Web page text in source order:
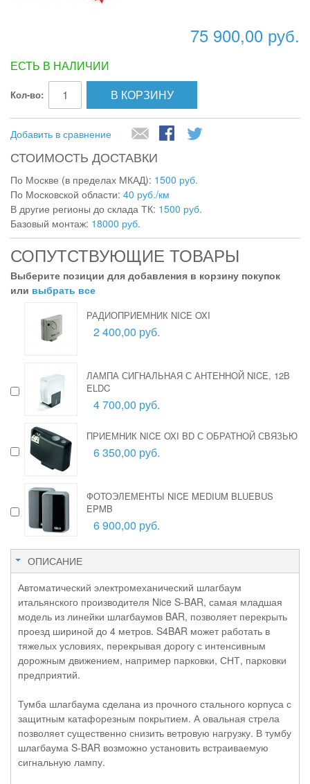
75 900,00 руб.
ЕСТЬ В НАЛИЧИИ
Кол-во: В КОРЗИНУ
Добавить в сравнение
СТОИМОСТЬ ДОСТАВКИ
По Москве (в пределах МКАД): 1500 руб.
По Московской области: 40 руб./км
В другие регионы до склада ТК: 1500 руб.
Базовый монтаж: 18000 руб.
СОПУТСТВУЮЩИЕ ТОВАРЫ
Выберите позиции для добавления в корзину покупок
или выбрать все
РАДИОПРИЕМНИК NICE OXI
2 400,00 руб.
ЛАМПА СИГНАЛЬНАЯ С АНТЕННОЙ NICE, 12В
ELDC
4 700,00 руб.
ПРИЕМНИК NICE OXI BD С ОБРАТНОЙ СВЯЗЬЮ
6 350,00 руб.
ФОТОЭЛЕМЕНТЫ NICE MEDIUM BLUEBUS
EPMB
6 900,00 руб.
ОПИСАНИЕ
Автоматический электромеханический шлагбаум
итальянского производителя Nice S-BAR, самая младшая
модель из линейки шлагбаумов BAR, позволяет перекрыть
проезд шириной до 4 метров. S4BAR может работать в
тяжелых условиях, перекрывая дорогу с интенсивным
дорожным движением, например парковки, СНТ, парковки
предприятий.
Тумба шлагбаума сделана из прочного стального корпуса с
защитным катафорезным покрытием. А овальная стрела
позволяет существенно снизить ветровую нагрузку. В тумбу
шлагбаума S-BAR возможно установить встраиваемую
сигнальную лампу.